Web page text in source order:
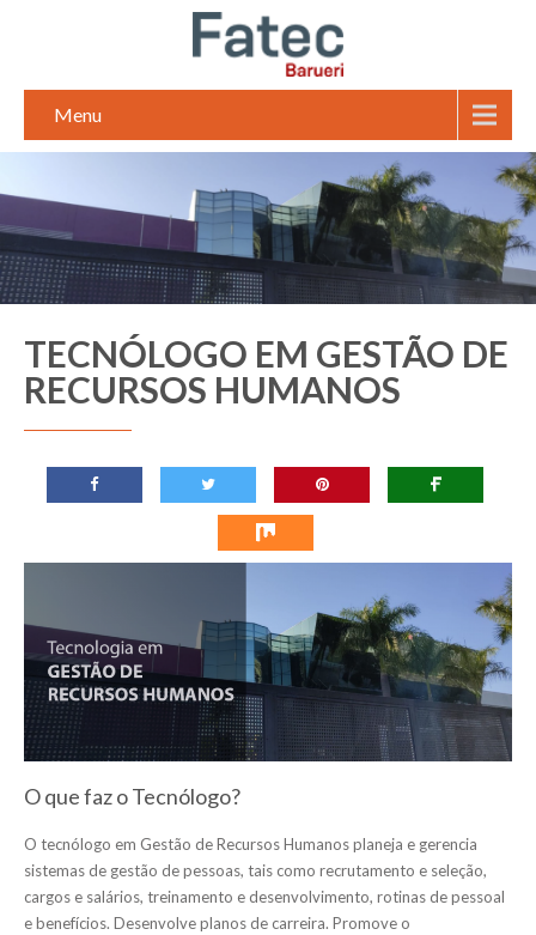
Menu
TECNÓLOGO EM GESTÃO DE
RECURSOS HUMANOS
O que faz o Tecnólogo?
O tecnólogo em Gestão de Recursos Humanos planeja e gerencia
sistemas de gestão de pessoas, tais como recrutamento e seleção,
cargos e salários, treinamento e desenvolvimento, rotinas de pessoal
e benefícios. Desenvolve planos de carreira. Promove o